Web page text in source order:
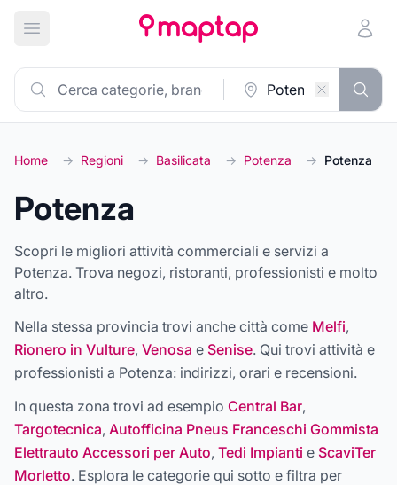
Apri menu principale
Home → Regioni → Basilicata → Potenza → Potenza
Potenza
Scopri le migliori attività commerciali e servizi a
Potenza. Trova negozi, ristoranti, professionisti e molto
altro.
Nella stessa provincia trovi anche città come Melfi,
Rionero in Vulture, Venosa e Senise. Qui trovi attività e
professionisti a Potenza: indirizzi, orari e recensioni.
In questa zona trovi ad esempio Central Bar,
Targotecnica, Autofficina Pneus Franceschi Gommista
Elettrauto Accessori per Auto, Tedi Impianti e ScaviTer
Morletto. Esplora le categorie qui sotto e filtra per